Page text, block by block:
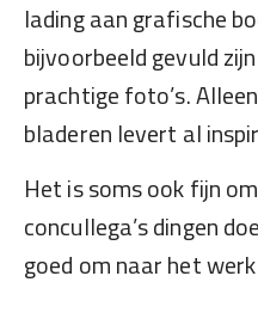
lading aan grafische
bijvoorbeeld gevuld
prachtige foto’s.
bladeren levert al
Het is soms ook fijn
concullega’s dingen
goed om naar het